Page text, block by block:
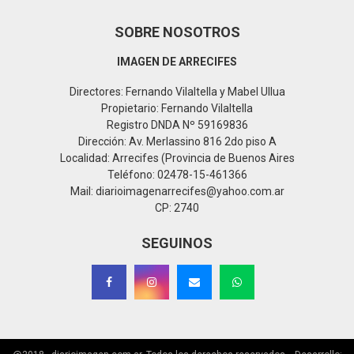
SOBRE NOSOTROS
IMAGEN DE ARRECIFES
Directores: Fernando Vilaltella y Mabel Ullua
Propietario: Fernando Vilaltella
Registro DNDA Nº 59169836
Dirección: Av. Merlassino 816 2do piso A
Localidad: Arrecifes (Provincia de Buenos Aires
Teléfono: 02478-15-461366
Mail: diarioimagenarrecifes@yahoo.com.ar
CP: 2740
SEGUINOS